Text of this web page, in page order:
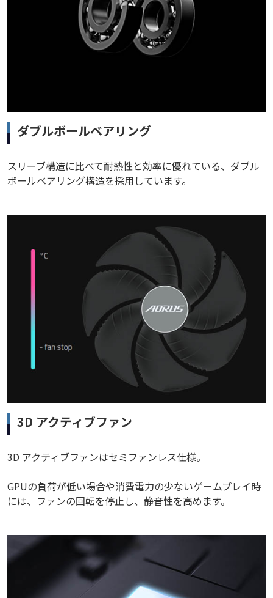
ダブルボールベアリング
スリーブ構造に比べて耐熱性と効率に優れている、ダブル
ボールベアリング構造を採用しています。
3D アクティブファン
3D アクティブファンはセミファンレス仕様。
GPUの負荷が低い場合や消費電力の少ないゲームプレイ時
には、ファンの回転を停止し、静音性を高めます。